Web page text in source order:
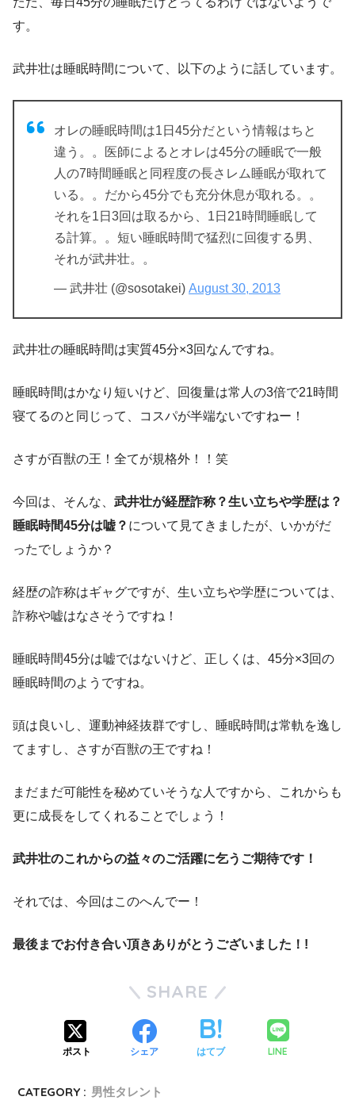
す。
武井壮は睡眠時間について、以下のように話しています。
オレの睡眠時間は1日45分だという情報はちと
違う。。医師によるとオレは45分の睡眠で一般
人の7時間睡眠と同程度の長さレム睡眠が取れて
いる。。だから45分でも充分休息が取れる。。
それを1日3回は取るから、1日21時間睡眠して
る計算。。短い睡眠時間で猛烈に回復する男、
それが武井壮。。
— 武井壮 (@sosotakei) August 30, 2013
武井壮の睡眠時間は実質45分×3回なんですね。
睡眠時間はかなり短いけど、回復量は常人の3倍で21時間
寝てるのと同じって、コスパが半端ないですねー！
さすが百獣の王！全てが規格外！！笑
今回は、そんな、 武井壮が経歴詐称？生い立ちや学歴は？
睡眠時間45分は嘘？ について見てきましたが、いかがだ
ったでしょうか？
経歴の詐称はギャグですが、生い立ちや学歴については、
詐称や嘘はなさそうですね！
睡眠時間45分は嘘ではないけど、正しくは、45分×3回の
睡眠時間のようですね。
頭は良いし、運動神経抜群ですし、睡眠時間は常軌を逸し
てますし、さすが百獣の王ですね！
まだまだ可能性を秘めていそうな人ですから、これからも
更に成長をしてくれることでしょう！
武井壮のこれからの益々のご活躍に乞うご期待です！
それでは、今回はこのへんでー！
最後までお付き合い頂きありがとうございました！!
SHARE
ポスト シェア はてブ LINE
CATEGORY : 男性タレント